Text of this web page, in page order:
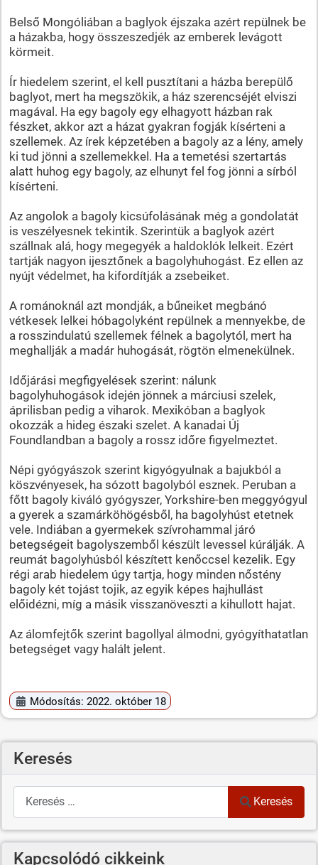
Belső Mongóliában a baglyok éjszaka azért repülnek be
a házakba, hogy összeszedjék az emberek levágott
körmeit.
Ír hiedelem szerint, el kell pusztítani a házba berepülő
baglyot, mert ha megszökik, a ház szerencséjét elviszi
magával. Ha egy bagoly egy elhagyott házban rak
fészket, akkor azt a házat gyakran fogják kísérteni a
szellemek. Az írek képzetében a bagoly az a lény, amely
ki tud jönni a szellemekkel. Ha a temetési szertartás
alatt huhog egy bagoly, az elhunyt fel fog jönni a sírból
kísérteni.
Az angolok a bagoly kicsúfolásának még a gondolatát
is veszélyesnek tekintik. Szerintük a baglyok azért
szállnak alá, hogy megegyék a haldoklók lelkeit. Ezért
tartják nagyon ijesztőnek a bagolyhuhogást. Ez ellen az
nyújt védelmet, ha kifordítják a zsebeiket.
A románoknál azt mondják, a bűneiket megbánó
vétkesek lelkei hóbagolyként repülnek a mennyekbe, de
a rosszindulatú szellemek félnek a bagolytól, mert ha
meghallják a madár huhogását, rögtön elmenekülnek.
Időjárási megfigyelések szerint: nálunk
bagolyhuhogások idején jönnek a márciusi szelek,
áprilisban pedig a viharok. Mexikóban a baglyok
okozzák a hideg északi szelet. A kanadai Új
Foundlandban a bagoly a rossz időre figyelmeztet.
Népi gyógyászok szerint kigyógyulnak a bajukból a
köszvényesek, ha sózott bagolyból esznek. Peruban a
főtt bagoly kiváló gyógyszer, Yorkshire-ben meggyógyul
a gyerek a szamárköhögésből, ha bagolyhúst etetnek
vele. Indiában a gyermekek szívrohammal járó
betegségeit bagolyszemből készült levessel kúrálják. A
reumát bagolyhúsból készített kenőccsel kezelik. Egy
régi arab hiedelem úgy tartja, hogy minden nőstény
bagoly két tojást tojik, az egyik képes hajhullást
előidézni, míg a másik visszanöveszti a kihullott hajat.
Az álomfejtők szerint bagollyal álmodni, gyógyíthatatlan
betegséget vagy halált jelent.
Módosítás: 2022. október 18
Keresés
Keresés
Keresés
Kapcsolódó cikkeink